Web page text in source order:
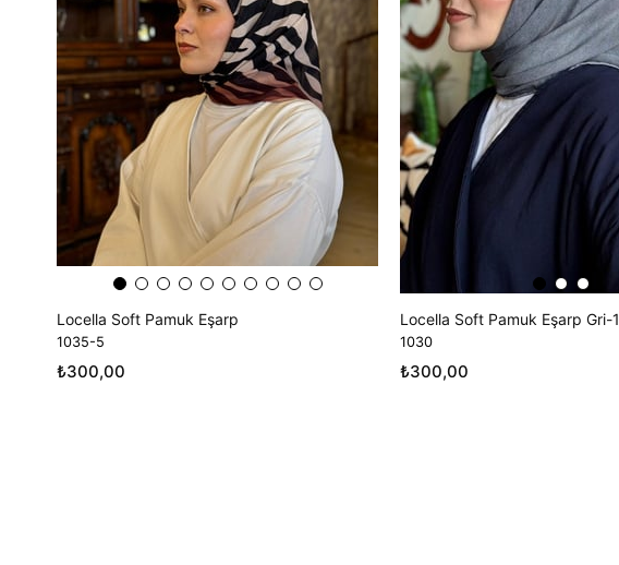
Locella Soft Pamuk Eşarp
1035-5
₺300,00
Locella Soft Pamuk Eşarp Gri-1
1030
₺300,00